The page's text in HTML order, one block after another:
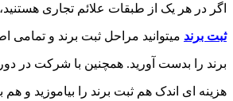
اگر در هر یک از طبقات علائم تجاری
ثبت برند میتوانید مراحل ثبت برند و تمامی
برند را بدست آورید. همچنین با شرکت در
هزینه ای اندک هم ثبت برند را بیاموزید و هم